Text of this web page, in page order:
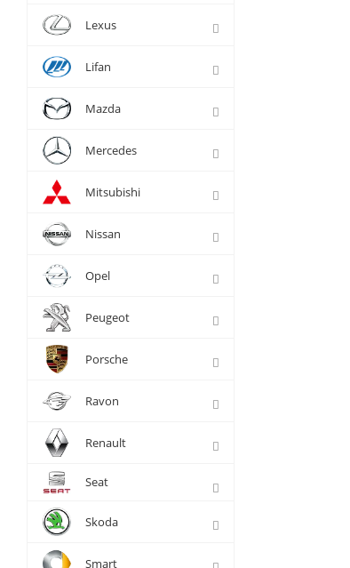
Lexus
Lifan
Mazda
Mercedes
Mitsubishi
Nissan
Opel
Peugeot
Porsche
Ravon
Renault
Seat
Skoda
Smart